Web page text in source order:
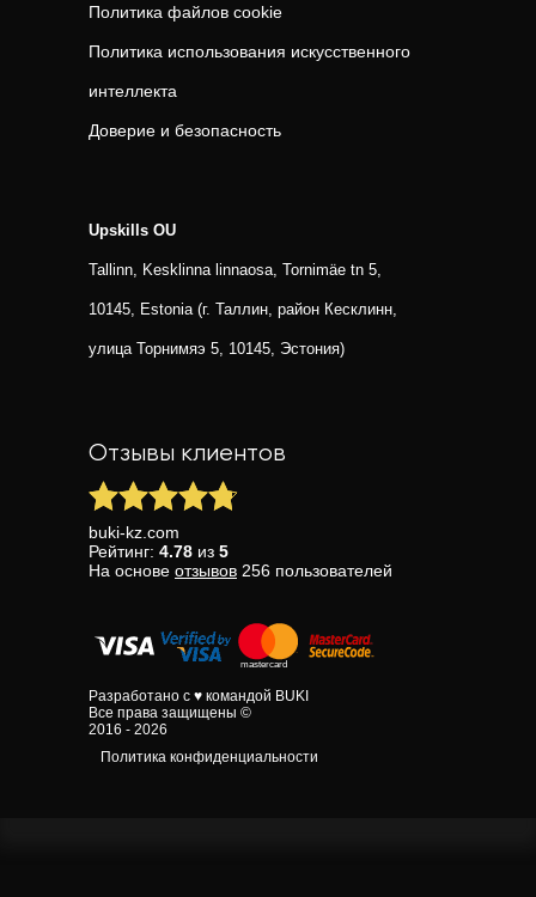
Политика файлов cookie
Политика использования искусственного
интеллекта
Доверие и безопасность
Upskills OU
Tallinn, Kesklinna linnaosa, Tornimäe tn 5,
10145, Estonia (г. Таллин, район Кесклинн,
улица Торнимяэ 5, 10145, Эстония)
Отзывы клиентов
buki-kz.com
Рейтинг: 4.78 из 5
На основе отзывов 256 пользователей
Разработано с ♥ командой BUKI
Все права защищены ©
2016 - 2026
Политика конфиденциальности